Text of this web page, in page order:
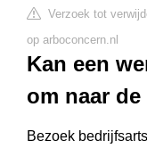
Verzoek tot
op arboconcern.nl
Kan een
om naar
Bezoek